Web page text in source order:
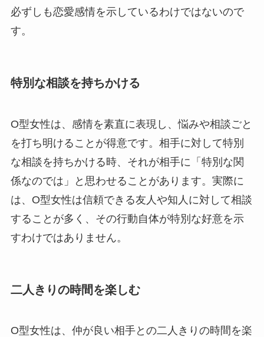
必ずしも恋愛感情を示しているわけではないので
す。
特別な相談を持ちかける
O型女性は、感情を素直に表現し、悩みや相談ごと
を打ち明けることが得意です。相手に対して特別
な相談を持ちかける時、それが相手に「特別な関
係なのでは」と思わせることがあります。実際に
は、O型女性は信頼できる友人や知人に対して相談
することが多く、その行動自体が特別な好意を示
すわけではありません。
二人きりの時間を楽しむ
O型女性は、仲が良い相手との二人きりの時間を楽